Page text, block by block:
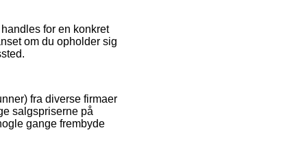
for en konkret
om du opholder sig
fra diverse firmaer
salgspriserne på
gange frembyde